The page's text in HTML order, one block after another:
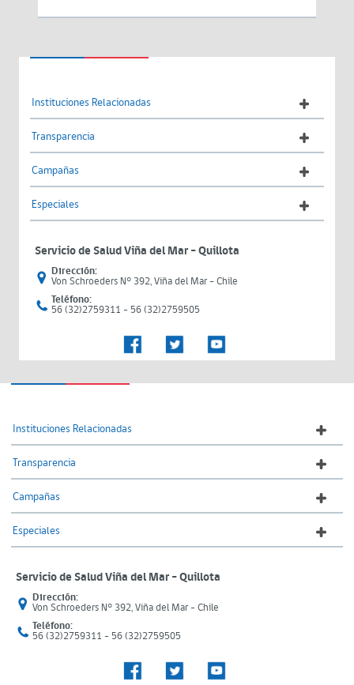
Instituciones Relacionadas
Transparencia
Campañas
Especiales
Servicio de Salud Viña del Mar – Quillota
Dirección:
Von Schroeders N° 392, Viña del Mar - Chile
Teléfono:
56 (32)2759311 - 56 (32)2759505
Instituciones Relacionadas
Transparencia
Campañas
Especiales
Servicio de Salud Viña del Mar – Quillota
Dirección:
Von Schroeders N° 392, Viña del Mar - Chile
Teléfono:
56 (32)2759311 - 56 (32)2759505